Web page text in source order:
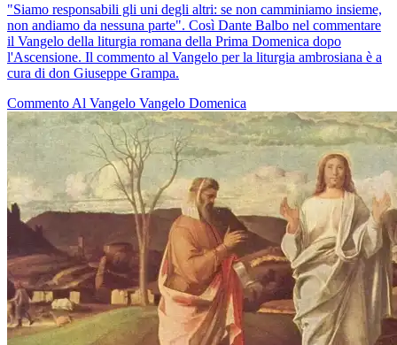
"Siamo responsabili gli uni degli altri: se non camminiamo insieme,
non andiamo da nessuna parte". Così Dante Balbo nel commentare
il Vangelo della liturgia romana della Prima Domenica dopo
l'Ascensione. Il commento al Vangelo per la liturgia ambrosiana è a
cura di don Giuseppe Grampa.
Commento Al Vangelo Vangelo Domenica